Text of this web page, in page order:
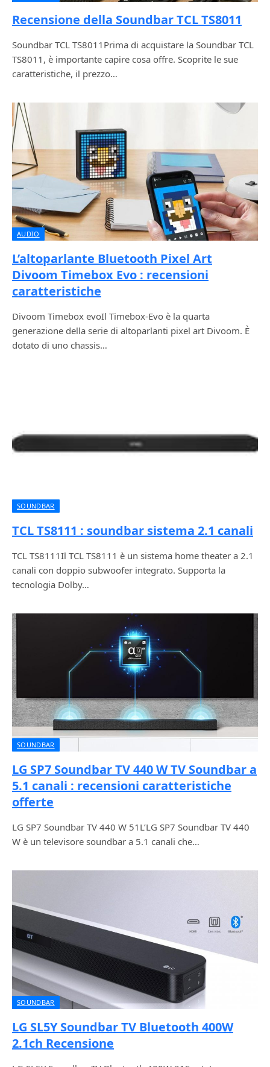
Recensione della Soundbar TCL TS8011
Soundbar TCL TS8011Prima di acquistare la Soundbar TCL
TS8011, è importante capire cosa offre. Scoprite le sue
caratteristiche, il prezzo…
AUDIO
L’altoparlante Bluetooth Pixel Art
Divoom Timebox Evo : recensioni
caratteristiche
Divoom Timebox evoIl Timebox-Evo è la quarta
generazione della serie di altoparlanti pixel art Divoom. È
dotato di uno chassis…
SOUNDBAR
TCL TS8111 : soundbar sistema 2.1 canali
TCL TS8111Il TCL TS8111 è un sistema home theater a 2.1
canali con doppio subwoofer integrato. Supporta la
tecnologia Dolby…
SOUNDBAR
LG SP7 Soundbar TV 440 W TV Soundbar a
5.1 canali : recensioni caratteristiche
offerte
LG SP7 Soundbar TV 440 W 51L’LG SP7 Soundbar TV 440
W è un televisore soundbar a 5.1 canali che…
SOUNDBAR
LG SL5Y Soundbar TV Bluetooth 400W
2.1ch Recensione